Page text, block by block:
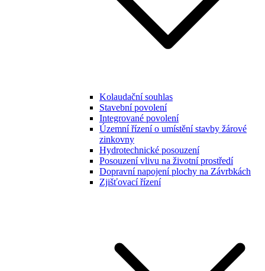
Kolaudační souhlas
Stavební povolení
Integrované povolení
Územní řízení o umístění stavby žárové
zinkovny
Hydrotechnické posouzení
Posouzení vlivu na životní prostředí
Dopravní napojení plochy na Závrbkách
Zjišťovací řízení